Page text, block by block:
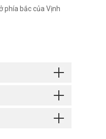
phía bắc của Vịnh